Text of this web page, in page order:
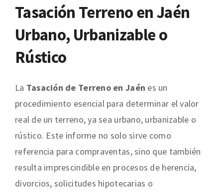
Tasación Terreno en Jaén
Urbano, Urbanizable o
Rústico
La Tasación de Terreno en Jaén es un
procedimiento esencial para determinar el valor
real de un terreno, ya sea urbano, urbanizable o
rústico. Este informe no solo sirve como
referencia para compraventas, sino que también
resulta imprescindible en procesos de herencia,
divorcios, solicitudes hipotecarias o